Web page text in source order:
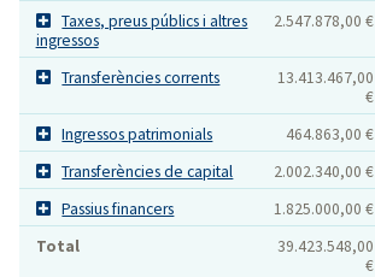
Taxes, preus públics i altres
ingressos
2.547.878,00 €
Transferències corrents
13.413.467,00
€
Ingressos patrimonials
464.863,00 €
Transferències de capital
2.002.340,00 €
Passius financers
1.825.000,00 €
Total
39.423.548,00
€